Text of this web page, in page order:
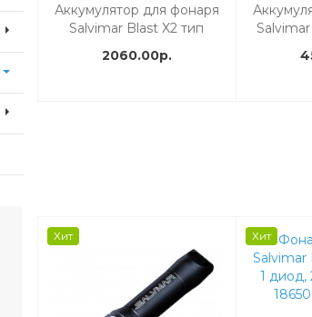
Аккумулятор для фонаря
Salvimar Blast X2 тип
2060.00р.
Хит Хит